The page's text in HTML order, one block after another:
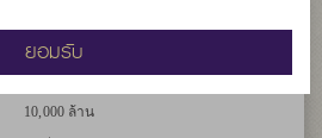
กองทุนที่ลงทุนในต่างประเทศ
เน้นลงทุนในตราสารทุน
10,000 ล้าน
ยอมรับ